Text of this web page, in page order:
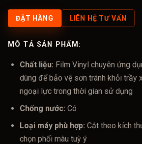
ĐẶT HÀNG LIÊN HỆ TƯ VẤN
MÔ TẢ SẢN PHẨM:
Chất liệu: Film Vinyl chuyên ứng
dùng để bảo vệ sơn tránh khỏi trầy
ngoại lực trong thời gian sử dụng
Chống nước: Có
Loại máy phù hợp: Cắt theo kích
chọn phối màu tuỳ ý